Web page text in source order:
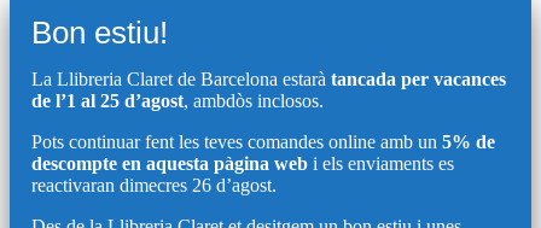
Bon estiu!
La Llibreria Claret de Barcelona estarà tancada per vacances
de l’1 al 25 d’agost, ambdòs inclosos.
Pots continuar fent les teves comandes online amb un 5% de
descompte en aquesta pàgina web i els enviaments es
reactivaran dimecres 26 d’agost.